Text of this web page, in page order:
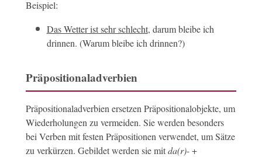
Beispiel:
Das Wetter ist sehr schlecht, darum bleibe ich
drinnen. (Warum bleibe ich drinnen?)
Präpositionaladverbien
Präpositionaladverbien ersetzen Präpositionalobjekte, um
Wiederholungen zu vermeiden. Sie werden besonders
bei Verben mit festen Präpositionen verwendet, um Sätze
zu verkürzen. Gebildet werden sie mitda(r)-+